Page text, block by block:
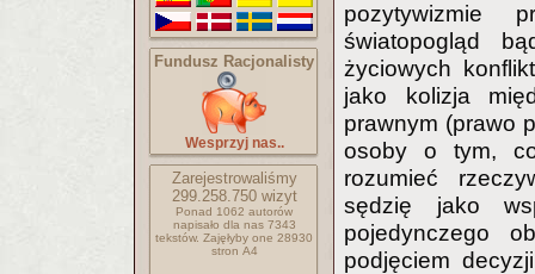
Fundusz Racjonalisty
Wesprzyj nas..
Zarejestrowaliśmy
299.258.750wizyt
Ponad 1062 autorów
napisało dla nas 7343
tekstów. Zajęłyby one 28930
stron A4
pozytywizmie
światopogląd
życiowych
jako kolizja
prawnym (prawo
osoby o tym,
rozumieć
sędzię jako
pojedynczego
podjęciem